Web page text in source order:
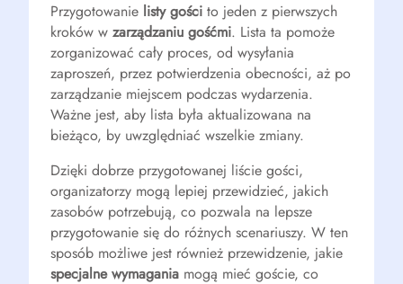
Przygotowanie listy gości to jeden z pierwszych
kroków w zarządzaniu gośćmi. Lista ta pomoże
zorganizować cały proces, od wysyłania
zaproszeń, przez potwierdzenia obecności, aż po
zarządzanie miejscem podczas wydarzenia.
Ważne jest, aby lista była aktualizowana na
bieżąco, by uwzględniać wszelkie zmiany.
Dzięki dobrze przygotowanej liście gości,
organizatorzy mogą lepiej przewidzieć, jakich
zasobów potrzebują, co pozwala na lepsze
przygotowanie się do różnych scenariuszy. W ten
sposób możliwe jest również przewidzenie, jakie
specjalne wymagania mogą mieć goście, co